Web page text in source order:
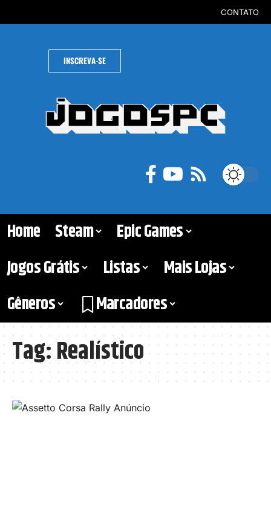
CONTATO
INSCREVA-SE
Home Steam
Epic Games
Jogos Grátis
Listas
Mais Lojas
Gêneros
Marcadores
Tag:Realístico